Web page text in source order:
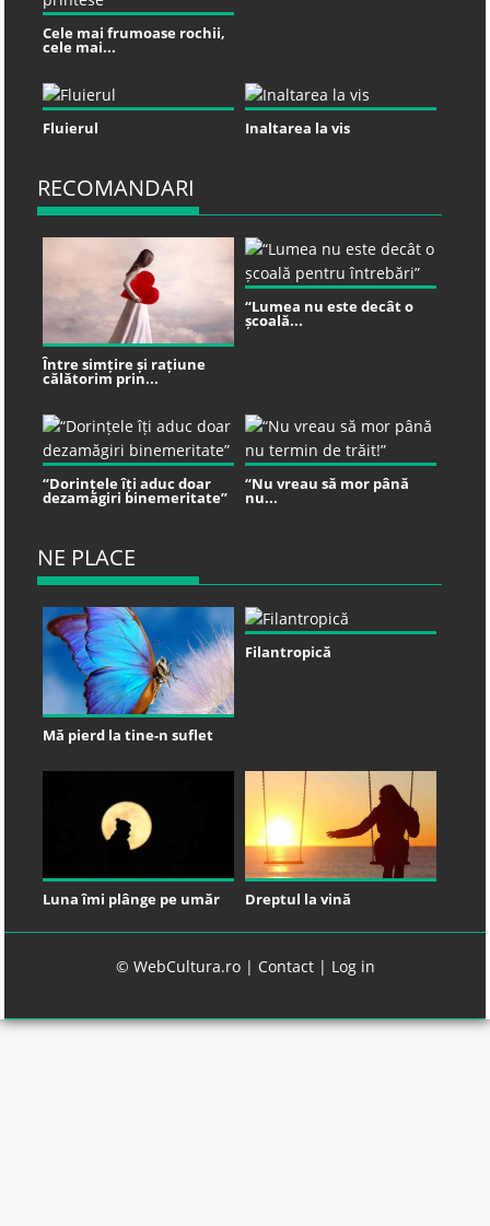
Cele mai frumoase rochii,
cele mai...
Fluierul Inaltarea la vis
RECOMANDARI
Între simțire și rațiune
călătorim prin...
“Lumea nu este decât o
școală...
“Dorințele îți aduc doar
dezamăgiri binemeritate”
“Nu vreau să mor până
nu...
NE PLACE
Mă pierd la tine-n suflet
Filantropică
Luna îmi plânge pe umăr Dreptul la vină
© WebCultura.ro | Contact| Log in